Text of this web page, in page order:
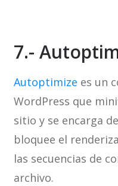
7.-
Autoptimize es un
WordPress que
sitio y se encarga
bloquee el
las secuencias de
archivo.